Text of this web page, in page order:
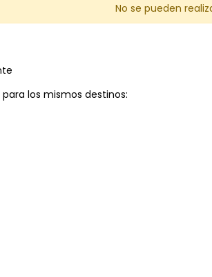
No se pueden
los mismos destinos: